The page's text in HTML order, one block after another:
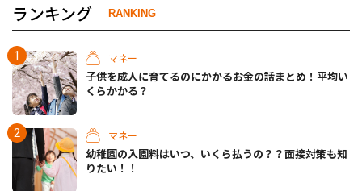
ランキング RANKING
マネー
子供を成人に育てるのにかかるお金の話まとめ！平均い
くらかかる？
マネー
幼稚園の入園料はいつ、いくら払うの？？面接対策も知
りたい！！